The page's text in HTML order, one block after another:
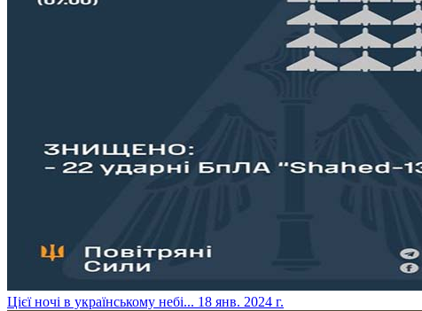
​Цієї ночі в українському небі... 18 янв. 2024 г.